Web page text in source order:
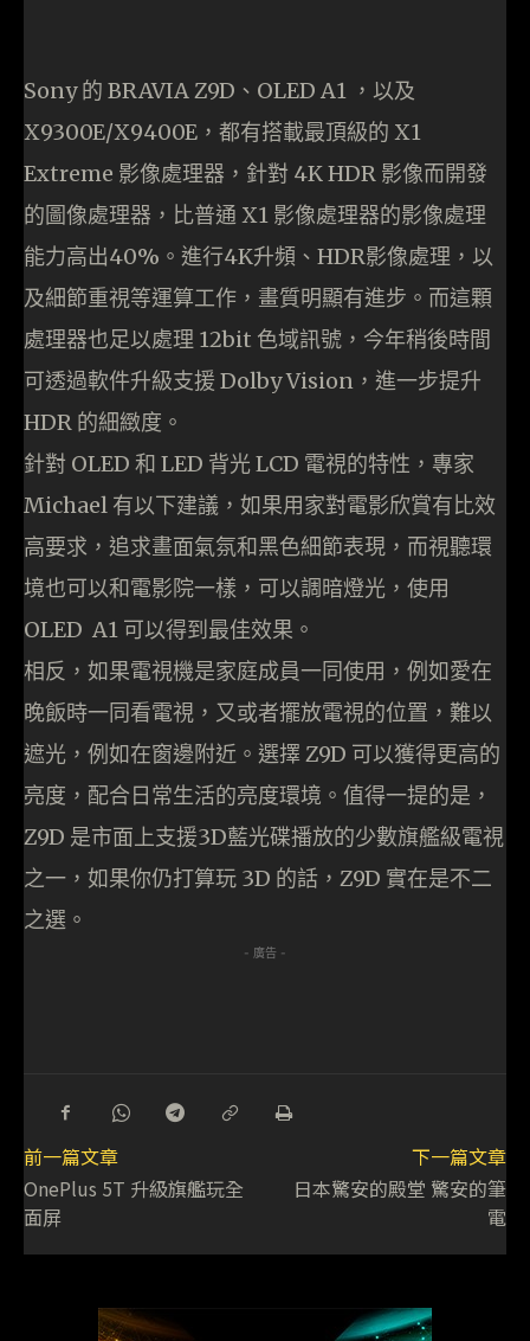
Sony 的 BRAVIA Z9D、OLED A1 ，以及
X9300E/X9400E，都有搭載最頂級的 X1
Extreme 影像處理器，針對 4K HDR 影像而開發
的圖像處理器，比普通 X1 影像處理器的影像處理
能力高出40%。進行4K升頻、HDR影像處理，以
及細節重視等運算工作，畫質明顯有進步。而這顆
處理器也足以處理 12bit 色域訊號，今年稍後時間
可透過軟件升級支援 Dolby Vision，進一步提升
HDR 的細緻度。
針對 OLED 和 LED 背光 LCD 電視的特性，專家
Michael 有以下建議，如果用家對電影欣賞有比效
高要求，追求畫面氣氛和黑色細節表現，而視聽環
境也可以和電影院一樣，可以調暗燈光，使用
OLED A1 可以得到最佳效果。
相反，如果電視機是家庭成員一同使用，例如愛在
晚飯時一同看電視，又或者擺放電視的位置，難以
遮光，例如在窗邊附近。選擇 Z9D 可以獲得更高的
亮度，配合日常生活的亮度環境。值得一提的是，
Z9D 是市面上支援3D藍光碟播放的少數旗艦級電視
之一，如果你仍打算玩 3D 的話，Z9D 實在是不二
之選。
- 廣告 -
前一篇文章
OnePlus 5T 升級旗艦玩全
面屏
下一篇文章
日本驚安的殿堂 驚安的筆
電